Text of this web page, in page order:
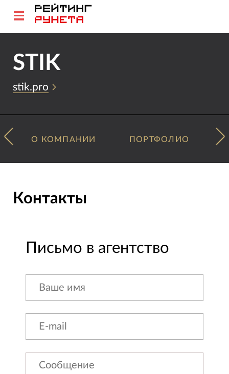
STIK
stik.pro
О КОМПАНИИ ПОРТФОЛИО
Контакты
Письмо в агентство